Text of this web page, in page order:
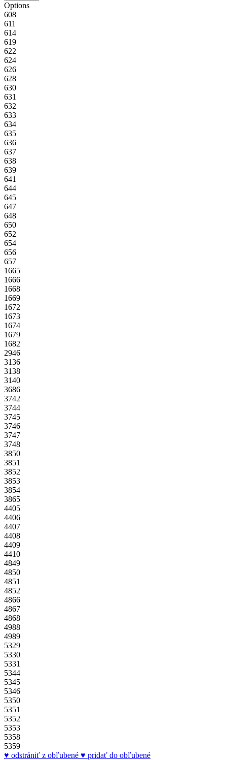
Options
608
611
614
619
622
624
626
628
630
631
632
633
634
635
636
637
638
639
641
644
645
647
648
650
652
654
656
657
1665
1666
1668
1669
1672
1673
1674
1679
1682
2946
3136
3138
3140
3686
3742
3744
3745
3746
3747
3748
3850
3851
3852
3853
3854
3865
4405
4406
4407
4408
4409
4410
4849
4850
4851
4852
4866
4867
4868
4988
4989
5329
5330
5331
5344
5345
5346
5350
5351
5352
5353
5358
5359
odstrániť z obľubené
pridať do obľubené